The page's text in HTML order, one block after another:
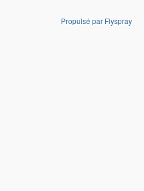
Propulsé par Flyspray